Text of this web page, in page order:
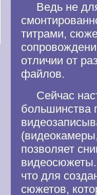
Ведь не для
титрами,
отличии от
файлов.
Сейчас
большинства
позволяет
что для
сюжетов,